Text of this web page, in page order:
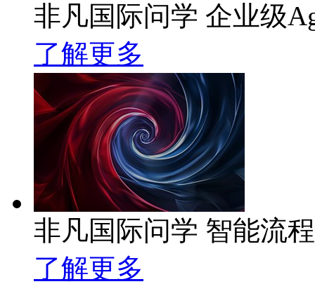
非凡国际问学 企业级
了解更多
非凡国际问学 智能流
了解更多